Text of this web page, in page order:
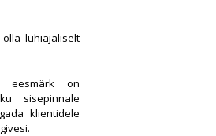
lühiajaliselt
eesmärk on
sisepinnale
klientidele